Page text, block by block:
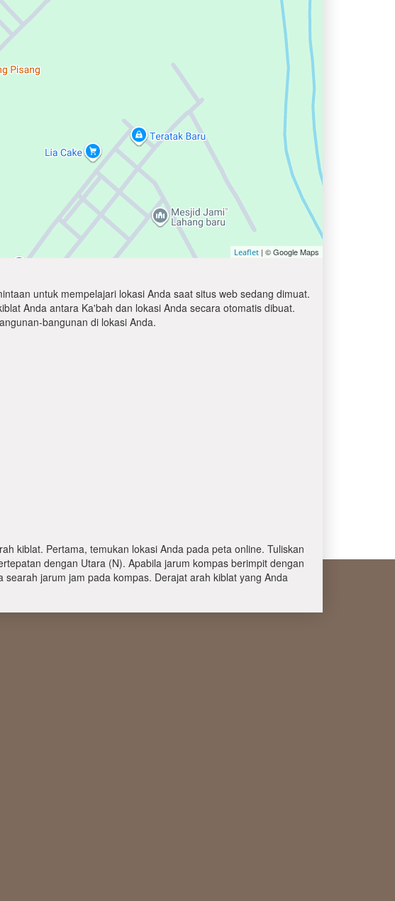
Leaflet | © Google Maps
untuk mempelajari lokasi Anda saat situs web sedang dimuat.
Anda antara Ka'bah dan lokasi Anda secara otomatis dibuat.
bangunan di lokasi Anda.
kiblat. Pertama, temukan lokasi Anda pada peta online. Tuliskan
dengan Utara (N). Apabila jarum kompas berimpit dengan
jarum jam pada kompas. Derajat arah kiblat yang Anda